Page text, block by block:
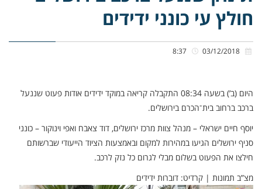
חולץ עי כונני ידידים
היום (ב’) בשעה 08:34 התקבלה קריאה במוקד ידידים אודות פעוט שננעל
ברכב ברחוב בית־הכרם בירושלים.
יוסף חיים ישראלי – מנהל צוות מרכז ירושלים, דוד צאבח ואפי וינוקור – כונני
סניף ירושלים הגיעו במהירות למקום ובאמצעות הציוד הייעודי שברשותם
חילצו את הפעוט בשלום מבלי לגרום כל נזק לרכב.
מצ”ב תמונות | קרדיט: דוברות ידידים